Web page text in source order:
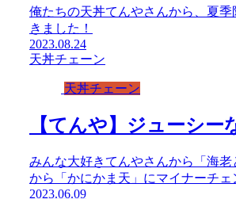
俺たちの天丼てんやさんから、夏
きました！
2023.08.24
天丼チェーン
天丼チェーン
【てんや】ジューシー
みんな大好きてんやさんから「海
から「かにかま天」にマイナーチェ
2023.06.09